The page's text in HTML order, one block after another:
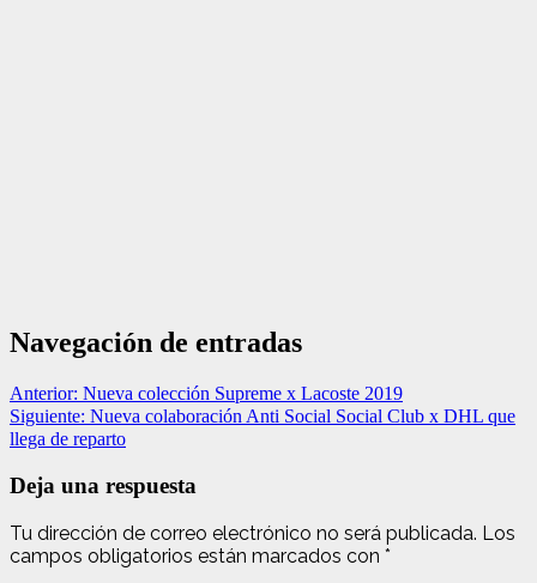
Navegación de entradas
Anterior: Nueva colección Supreme x Lacoste 2019
Siguiente: Nueva colaboración Anti Social Social Club x DHL que
llega de reparto
Deja una respuesta
Tu dirección de correo electrónico no será publicada. Los
campos obligatorios están marcados con *